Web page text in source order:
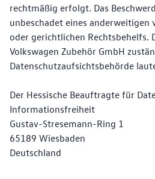
rechtmäßig erfolgt. Das
unbeschadet eines
oder gerichtlichen Rechtsbehelfs.
Volkswagen Zubehör GmbH
Datenschutzaufsichtsbehörde
Der Hessische Beauftragte für
Informationsfreiheit
Gustav-Stresemann-Ring 1
65189 Wiesbaden
Deutschland